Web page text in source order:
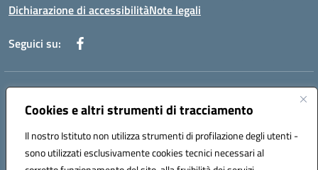
Cookies e altri strumenti di tracciamento
Il nostro Istituto non utilizza strumenti di profilazione degli utenti -
sono utilizzati esclusivamente cookies tecnici necessari al
Dichiarazione di accessibilitàNote legali
Seguici su:
Indirizzo:
Centralino:+39 0965 78 12 60 Email:rcic841003@istruzione.it
Codice fiscale: 92034530805
Codice meccanografico:
rcic841003